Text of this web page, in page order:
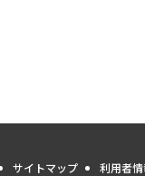
サイトマップ 利用者